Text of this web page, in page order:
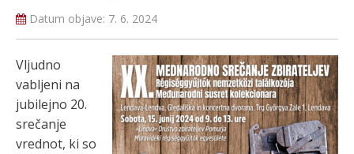
Datum objave: 7. 6. 2024
Vljudno
vabljeni na
jubilejno 20.
srečanje
vrednot, ki so